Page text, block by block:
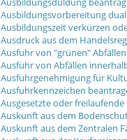
Ausbildungsduldung
Ausbildungsvorbereitung
Ausbildungszeit verkürzen
Ausdruck aus dem
Ausfuhr von "grünen"
Ausfuhr von Abfällen
Ausfuhrgenehmigung für
Ausfuhrkennzeichen
Ausgesetzte oder
Auskunft aus dem
Auskunft aus dem Zentralen